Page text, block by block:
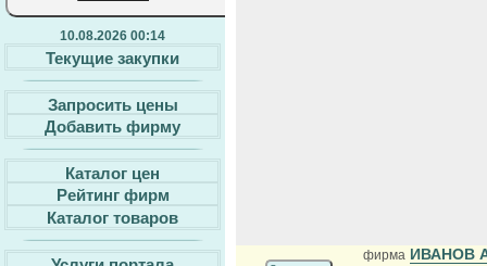
10.08.2026 00:14
Текущие закупки
Запросить цены
Добавить фирму
Каталог цен
Рейтинг фирм
Каталог товаров
фирма ИВАНОВ